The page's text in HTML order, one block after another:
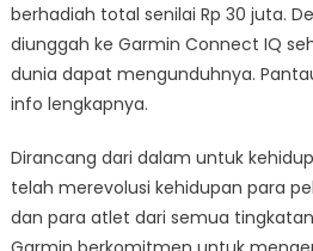
berhadiah total senilai Rp 30 juta.
diunggah ke Garmin Connect IQ
dunia dapat mengunduhnya.
info lengkapnya.
Dirancang dari dalam untuk
telah merevolusi kehidupan para
dan para atlet dari semua